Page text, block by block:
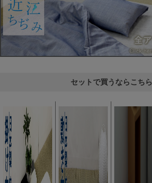
セットで買うならこちら